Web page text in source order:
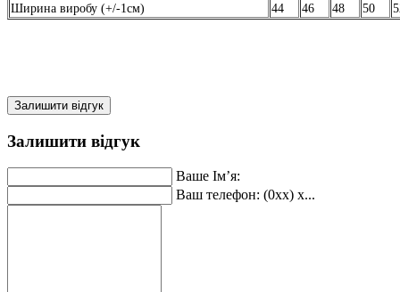
Ширина виробу (+/-1см)
44 46 48 50
Залишити відгук
Залишити відгук
Ваше Ім’я:
Ваш телефон: (0xx) x...